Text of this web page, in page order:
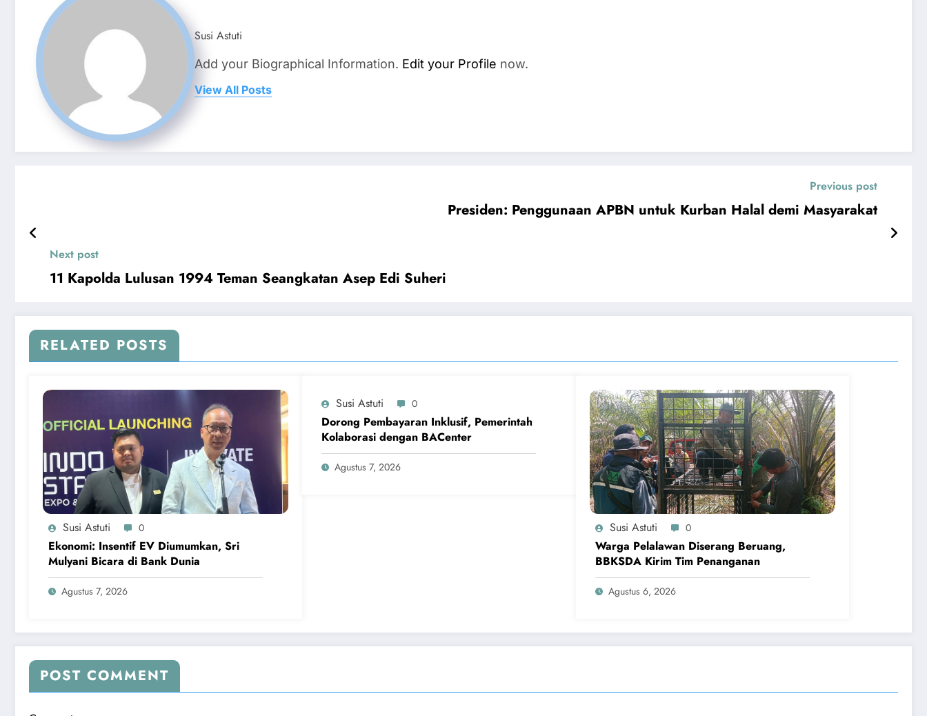
Susi Astuti
Add your Biographical Information. Edit your Profile now.
View All Posts
Previous post
Presiden: Penggunaan APBN untuk Kurban Halal demi Masyarakat
Next post
11 Kapolda Lulusan 1994 Teman Seangkatan Asep Edi Suheri
RELATED POSTS
Susi Astuti 0
Ekonomi: Insentif EV Diumumkan, Sri
Mulyani Bicara di Bank Dunia
Agustus 7, 2026
Susi Astuti 0
Dorong Pembayaran Inklusif, Pemerintah
Kolaborasi dengan BACenter
Agustus 7, 2026
Susi Astuti 0
Warga Pelalawan Diserang Beruang,
BBKSDA Kirim Tim Penanganan
Agustus 6, 2026
POST COMMENT